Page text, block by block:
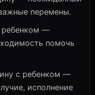
перемены.
ребенком —
помочь
с ребенком —
исполнение